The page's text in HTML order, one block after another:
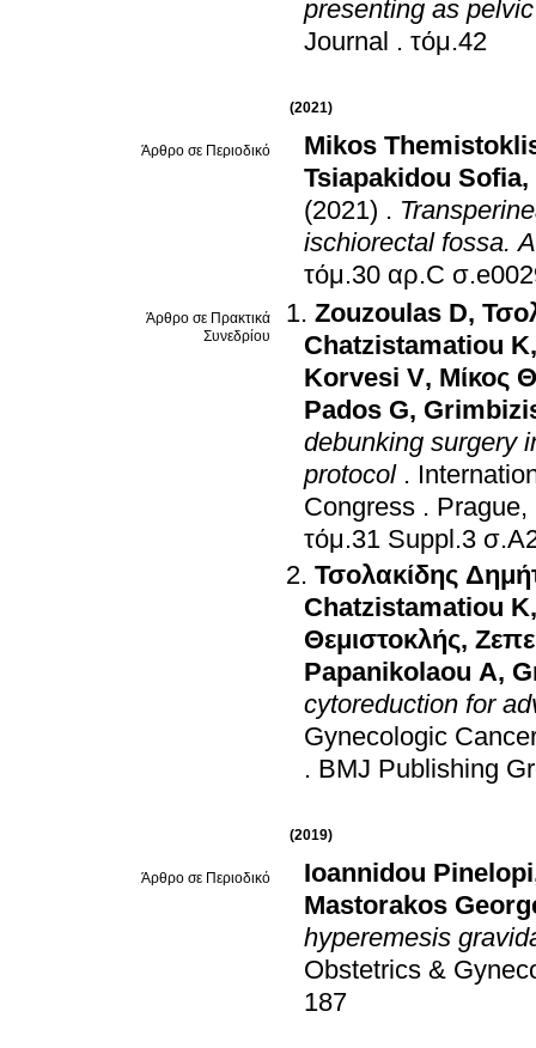
presenting as
Journal . τόμ.42
(2021)
Άρθρο σε Περιοδικό
Mikos
Tsiapakidou Sofia,
(2021) .
ischiorectal fossa.
τόμ.30 αρ.C
Άρθρο σε Πρακτικά
Συνεδρίου
Zouzoulas D,
Chatzistamatiou K
Korvesi V, Μίκος
Pados G,
debunking surgery
protocol .
Congress .
τόμ.31
Τσολακίδης
Chatzistamatiou K
Θεμιστοκλής,
Papanikolaou A,
cytoreduction for
Gynecologic
. BMJ Publishing
(2019)
Άρθρο σε Περιοδικό Ioannidou Pinelopi
Mastorakos
hyperemesis
Obstetrics &
187